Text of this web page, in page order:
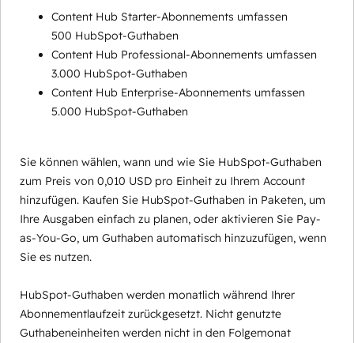
Content Hub Starter-Abonnements umfassen
500 HubSpot-Guthaben
Content Hub Professional-Abonnements umfassen
3.000 HubSpot-Guthaben
Content Hub Enterprise-Abonnements umfassen
5.000 HubSpot-Guthaben
Sie können wählen, wann und wie Sie HubSpot-Guthaben
zum Preis von 0,010 USD pro Einheit zu Ihrem Account
hinzufügen. Kaufen Sie HubSpot-Guthaben in Paketen, um
Ihre Ausgaben einfach zu planen, oder aktivieren Sie Pay-
as-You-Go, um Guthaben automatisch hinzuzufügen, wenn
Sie es nutzen.
HubSpot-Guthaben werden monatlich während Ihrer
Abonnementlaufzeit zurückgesetzt. Nicht genutzte
Guthabeneinheiten werden nicht in den Folgemonat